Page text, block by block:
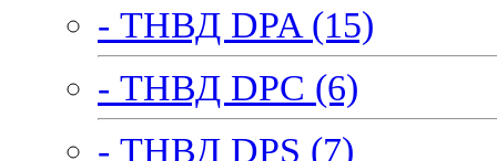
- ТНВД DPA (15)
- ТНВД DPC (6)
- ТНВД DPS (7)